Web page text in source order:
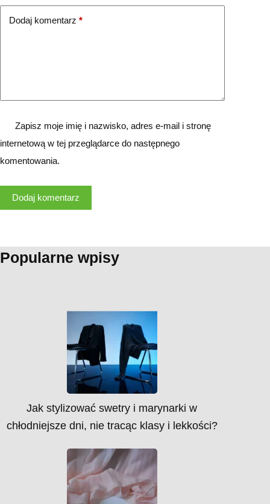
Dodaj komentarz *
Zapisz moje imię i nazwisko, adres e-mail i stronę
internetową w tej przeglądarce do następnego
komentowania.
Dodaj komentarz
Popularne wpisy
Jak stylizować swetry i marynarki w
chłodniejsze dni, nie tracąc klasy i lekkości?